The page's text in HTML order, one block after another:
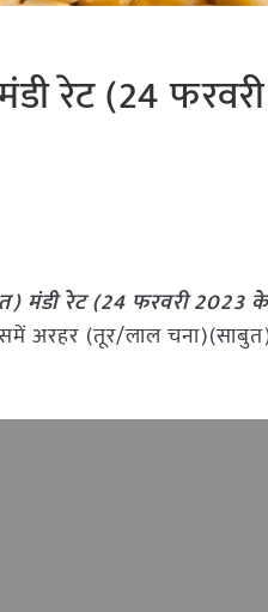
रेट (24
मंडी रेट (24 फरवरी 2023के
अरहर (तूर/लाल